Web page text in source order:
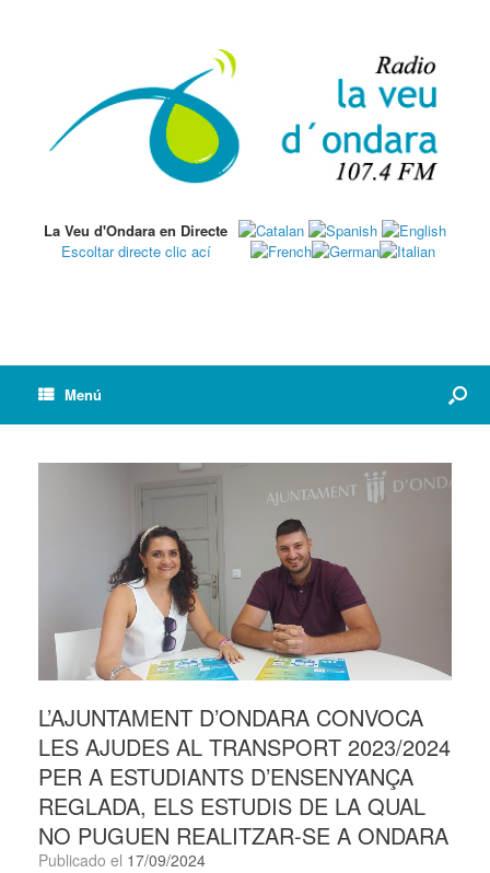
La Veu d'Ondara en Directe
Escoltar directe clic ací
Menú
L’AJUNTAMENT D’ONDARA CONVOCA
LES AJUDES AL TRANSPORT 2023/2024
PER A ESTUDIANTS D’ENSENYANÇA
REGLADA, ELS ESTUDIS DE LA QUAL
NO PUGUEN REALITZAR-SE A ONDARA
Publicado el 17/09/2024